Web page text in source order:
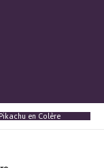
en Colère